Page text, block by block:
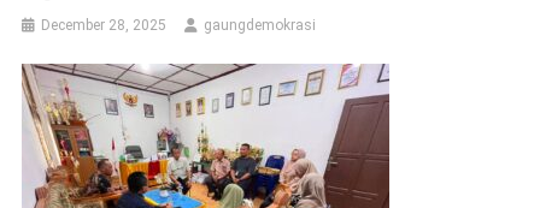
December 28, 2025 gaungdemokrasi